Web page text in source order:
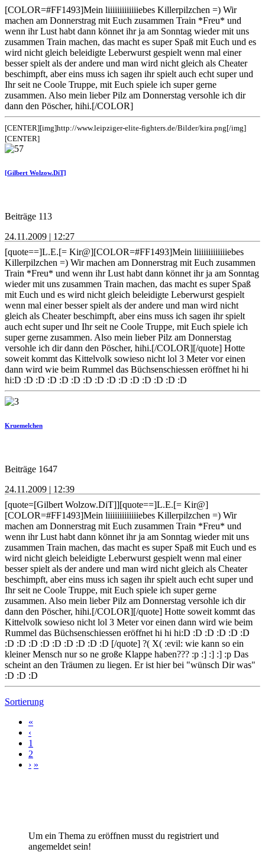
[COLOR=#FF1493]Mein liiiiiiiiiiiiiebes Killerpilzchen =) Wir
machen am Donnerstrag mit Euch zusammen Train *Freu* und
wenn ihr Lust habt dann könnet ihr ja am Sonntag wieder mit uns
zusammen Train machen, das macht es super Spaß mit Euch und es
wird nicht gleich beleidigte Leberwurst gespielt wenn mal einer
besser spielt als der andere und man wird nicht gleich als Cheater
beschimpft, aber eins muss ich sagen ihr spielt auch echt super und
Ihr seit ne Coole Truppe, mit Euch spiele ich super gerne
zusammen. Also mein lieber Pilz am Donnerstag versohle ich dir
dann den Pöscher, hihi.[/COLOR]
[CENTER][img]http://www.leipziger-elite-fighters.de/Bilder/kira.png[/img]
[CENTER]
[Gilbert Wolzow.DiT]
Beiträge 113
24.11.2009 | 12:27
[quote==]L.E.[= Kir@][COLOR=#FF1493]Mein liiiiiiiiiiiiiebes
Killerpilzchen =) Wir machen am Donnerstrag mit Euch zusammen
Train *Freu* und wenn ihr Lust habt dann könnet ihr ja am Sonntag
wieder mit uns zusammen Train machen, das macht es super Spaß
mit Euch und es wird nicht gleich beleidigte Leberwurst gespielt
wenn mal einer besser spielt als der andere und man wird nicht
gleich als Cheater beschimpft, aber eins muss ich sagen ihr spielt
auch echt super und Ihr seit ne Coole Truppe, mit Euch spiele ich
super gerne zusammen. Also mein lieber Pilz am Donnerstag
versohle ich dir dann den Pöscher, hihi.[/COLOR][/quote] Hotte
soweit kommt das Kittelvolk sowieso nicht lol 3 Meter vor einen
dann wird wie beim Rummel das Büchsenschiessen eröffnet hi hi
hi:D :D :D :D :D :D :D :D :D :D :D :D :D :D :D
Kruemelchen
Beiträge 1647
24.11.2009 | 12:39
[quote=[Gilbert Wolzow.DiT]][quote==]L.E.[= Kir@]
[COLOR=#FF1493]Mein liiiiiiiiiiiiiebes Killerpilzchen =) Wir
machen am Donnerstrag mit Euch zusammen Train *Freu* und
wenn ihr Lust habt dann könnet ihr ja am Sonntag wieder mit uns
zusammen Train machen, das macht es super Spaß mit Euch und es
wird nicht gleich beleidigte Leberwurst gespielt wenn mal einer
besser spielt als der andere und man wird nicht gleich als Cheater
beschimpft, aber eins muss ich sagen ihr spielt auch echt super und
Ihr seit ne Coole Truppe, mit Euch spiele ich super gerne
zusammen. Also mein lieber Pilz am Donnerstag versohle ich dir
dann den Pöscher, hihi.[/COLOR][/quote] Hotte soweit kommt das
Kittelvolk sowieso nicht lol 3 Meter vor einen dann wird wie beim
Rummel das Büchsenschiessen eröffnet hi hi hi:D :D :D :D :D :D
:D :D :D :D :D :D :D :D :D [/quote] ?( X( :evil: wie kann so ein
kleiner Mensch nur so ne große Klappe haben??? :p :] :] :] :p Das
scheint an den Träumen zu liegen. Er ist hier bei "wünsch Dir was"
:D :D :D
Sortierung
«
‹
1
2
› »
Um ein Thema zu eröffnen musst du registriert und
angemeldet sein!